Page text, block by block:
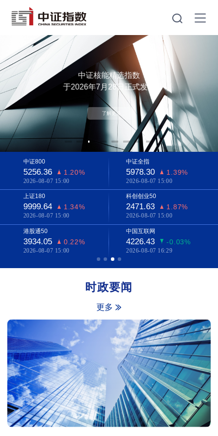
中证核能精选指数
于2026年7月28日正式发布
了解更多
中证800
5256.36 1.20%
2026-08-07 15:00
中证全指
5978.30 1.39%
2026-08-07 15:00
上证180
9999.64 1.34%
2026-08-07 15:00
科创创业50
2471.63 1.87%
2026-08-07 15:00
港股通50
3934.05 0.22%
2026-08-07 15:00
中国互联网
4226.43 -0.03%
2026-08-07 16:29
时政要闻
更多